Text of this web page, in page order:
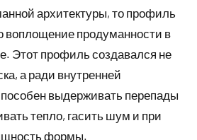
архитектуры, то профиль
воплощение продуманности в
Этот профиль создавался не
а ради внутренней
выдерживать перепады
тепло, гасить шум и при
формы.